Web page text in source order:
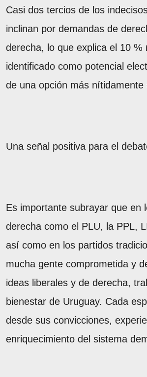
Casi dos tercios de los
inclinan por demandas de
derecha, lo que explica el 10 %
identificado como potencial
de una opción más nítidamente
Una señal positiva para el
Es importante subrayar que en
derecha como el PLU, la PPL,
así como en los partidos
mucha gente comprometida y
ideas liberales y de derecha,
bienestar de Uruguay. Cada
desde sus convicciones,
enriquecimiento del sistema